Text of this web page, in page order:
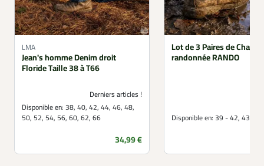
LMA
Jean's homme Denim droit
Floride Taille 38 à T66
Derniers articles !
Disponible en: 38, 40, 42, 44, 46, 48,
50, 52, 54, 56, 60, 62, 66
Prix
34,99 €
Lot de 3 Paires de
randonnée RANDO
Disponible en:39 - 42, 43 -